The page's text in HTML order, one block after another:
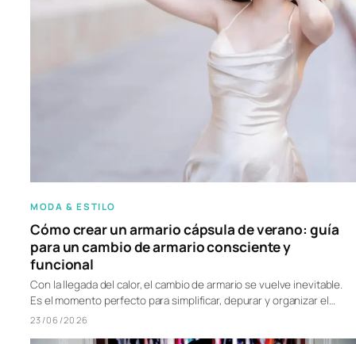
MODA & ESTILO
Cómo crear un armario cápsula de verano: guía
para un cambio de armario consciente y
funcional
Con la llegada del calor, el cambio de armario se vuelve inevitable.
Es el momento perfecto para simplificar, depurar y organizar el…
23/06/2026